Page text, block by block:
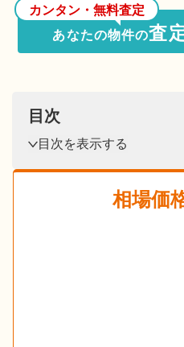
カンタン・無料査定
あなたの物件の査
目次
目次を表示する
相場価